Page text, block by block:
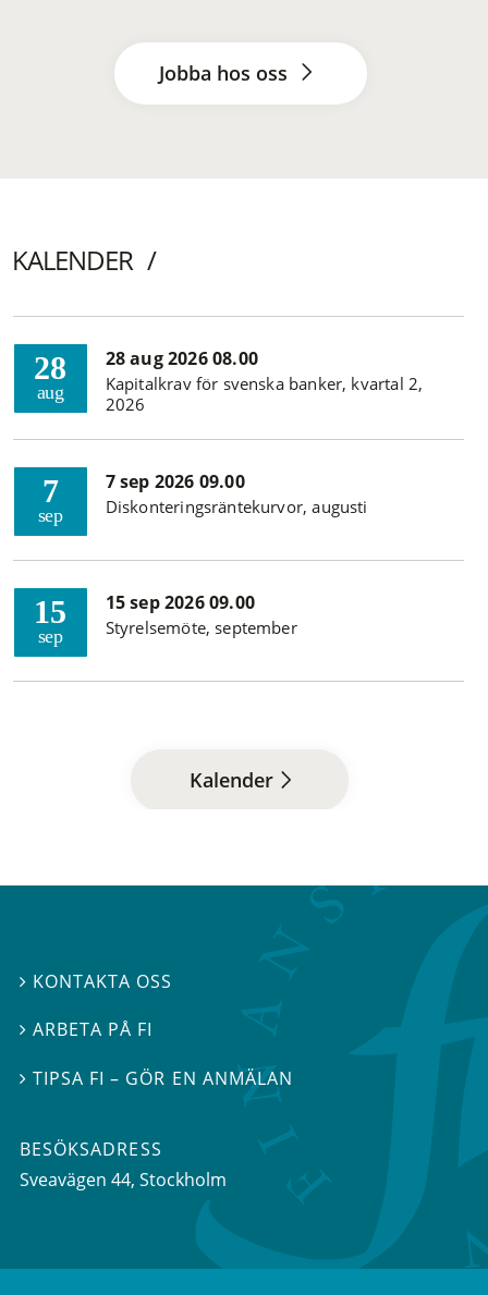
Jobba hos oss
KALENDER
28
aug
28 aug 2026 08.00
Kapitalkrav för svenska banker, kvartal 2,
2026
7
sep
7 sep 2026 09.00
Diskonteringsräntekurvor, augusti
15
sep
15 sep 2026 09.00
Styrelsemöte, september
Kalender
 KONTAKTA OSS
ARBETA PÅ FI
TIPSA FI – GÖR EN ANMÄLAN
BESÖKSADRESS
Sveavägen 44, Stockholm